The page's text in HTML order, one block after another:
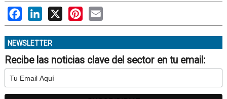
FacebookLinkedIn Pinterest
NEWSLETTER
Recibe las noticias clave del sector en tu email: